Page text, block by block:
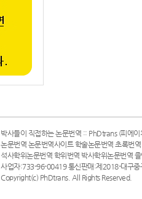
박사들이 직접하는 논문번역 :: PhDtrans (피에이
논문번역 논문번역사이트 학술논문번역 초록번
석사학위논문번역 학위번역 박사학위논문번역
사업자:733-96-00419 통신판매:제2018-대구
Copyright(c) PhDtrans. All Rights Reserved.